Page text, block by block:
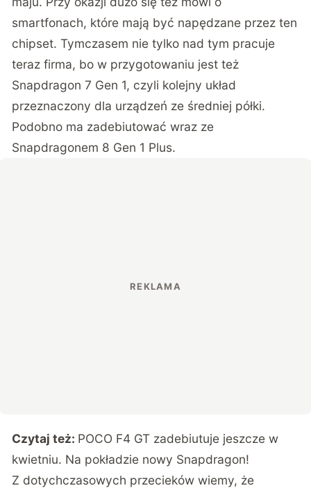
smartfonach, które mają być napędzane przez ten
chipset. Tymczasem nie tylko nad tym pracuje
teraz firma, bo w przygotowaniu jest też
Snapdragon 7 Gen 1, czyli kolejny układ
przeznaczony dla urządzeń ze średniej półki.
Podobno ma zadebiutować wraz ze
Snapdragonem 8 Gen 1 Plus.
Czytaj też: POCO F4 GT zadebiutuje jeszcze w
kwietniu. Na pokładzie nowy Snapdragon!
Z dotychczasowych przecieków wiemy, że